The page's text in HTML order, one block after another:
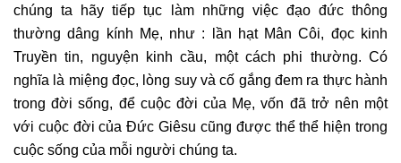
chúng ta hãy tiếp tục làm những việc đạo đức thông
thường dâng kính Mẹ, như : lần hạt Mân Côi, đọc kinh
Truyền tin, nguyện kinh cầu, một cách phi thường. Có
nghĩa là miệng đọc, lòng suy và cố gắng đem ra thực hành
trong đời sống, để cuộc đời của Mẹ, vốn đã trở nên một
với cuộc đời của Đức Giêsu cũng được thể thể hiện trong
cuộc sống của mỗi người chúng ta.